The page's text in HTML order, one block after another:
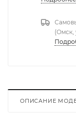
(Омск,
ОПИСАНИЕ